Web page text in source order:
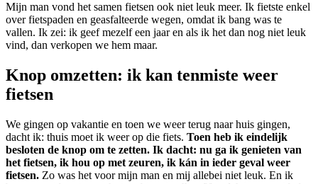
Mijn man vond het samen fietsen ook niet leuk meer. Ik fietste enkel
over fietspaden en geasfalteerde wegen, omdat ik bang was te
vallen. Ik zei: ik geef mezelf een jaar en als ik het dan nog niet leuk
vind, dan verkopen we hem maar.
Knop omzetten: ik kan tenmiste weer
fietsen
We gingen op vakantie en toen we weer terug naar huis gingen,
dacht ik: thuis moet ik weer op die fiets. Toen heb ik eindelijk
besloten de knop om te zetten. Ik dacht: nu ga ik genieten van
het fietsen, ik hou op met zeuren, ik kán in ieder geval weer
fietsen. Zo was het voor mijn man en mij allebei niet leuk. En ik